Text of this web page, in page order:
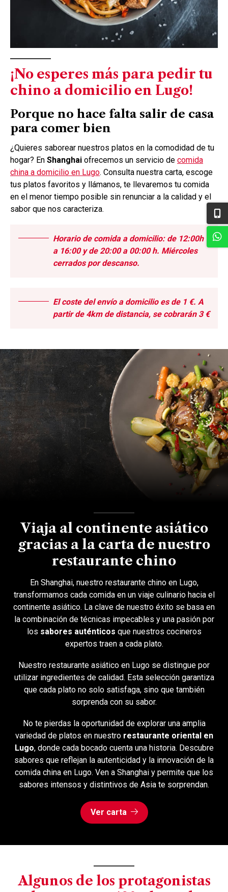
¡No esperes más para pedir tu
chino a domicilio en Lugo!
Porque no hace falta salir de casa
para comer bien
¿Quieres saborear nuestros platos en la comodidad de tu
hogar? En Shanghai ofrecemos un servicio de comida
china a domicilio en Lugo. Consulta nuestra carta, escoge
tus platos favoritos y llámanos, te llevaremos tu comida
en el menor tiempo posible sin renunciar a la calidad y el
sabor que nos caracteriza.
Horario de comida a domicilio: de 12:00h
a 16:00 y de 20:00 a 00:00 h. Miércoles
cerrados por descanso.
El coste del envío a domicilio es de 1 €. A
partir de 4km de distancia, se cobrarán 3 €
Viaja al continente asiático
gracias a la carta de nuestro
restaurante chino
En Shanghai, nuestro restaurante chino en Lugo,
transformamos cada comida en un viaje culinario hacia el
continente asiático. La clave de nuestro éxito se basa en
la combinación de técnicas impecables y una pasión por
los sabores auténticos que nuestros cocineros
expertos traen a cada plato.
Nuestro restaurante asiático en Lugo se distingue por
utilizar ingredientes de calidad. Esta selección garantiza
que cada plato no solo satisfaga, sino que también
sorprenda con su sabor.
No te pierdas la oportunidad de explorar una amplia
variedad de platos en nuestro restaurante oriental en
Lugo, donde cada bocado cuenta una historia. Descubre
sabores que reflejan la autenticidad y la innovación de la
comida china en Lugo. Ven a Shanghai y permite que los
sabores intensos y distintivos de Asia te sorprendan.
Ver carta
Algunos de los protagonistas